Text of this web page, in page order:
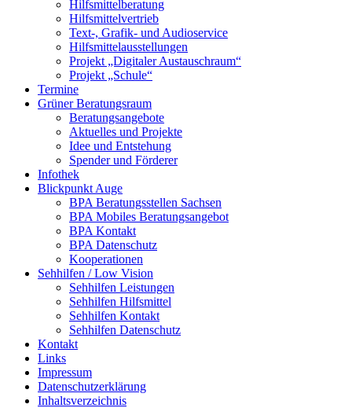
Hilfsmittelberatung
Hilfsmittelvertrieb
Text-, Grafik- und Audioservice
Hilfsmittelausstellungen
Projekt „Digitaler Austauschraum“
Projekt „Schule“
Termine
Grüner Beratungsraum
Beratungsangebote
Aktuelles und Projekte
Idee und Entstehung
Spender und Förderer
Infothek
Blickpunkt Auge
BPA Beratungsstellen Sachsen
BPA Mobiles Beratungsangebot
BPA Kontakt
BPA Datenschutz
Kooperationen
Sehhilfen / Low Vision
Sehhilfen Leistungen
Sehhilfen Hilfsmittel
Sehhilfen Kontakt
Sehhilfen Datenschutz
Kontakt
Links
Impressum
Datenschutzerklärung
Inhaltsverzeichnis